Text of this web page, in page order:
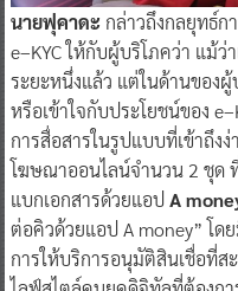
นายฟุคาดะ กล่าวถึงกลยุทธ์ก
e–KYC ให้กับผู้บริโภคว่า แม้ว่
ระยะหนึ่งแล้ว แต่ในด้านของ
หรือเข้าใจกับประโยชน์ของ
การสื่อสารในรูปแบบที่เข้าถึง
โฆษณาออนไลน์จำนวน 2 ชุด
แบกเอกสารด้วยแอปA
ต่อคิวด้วยแอป A money” โ
การให้บริการอนุมัติสินเชื่อที่ส